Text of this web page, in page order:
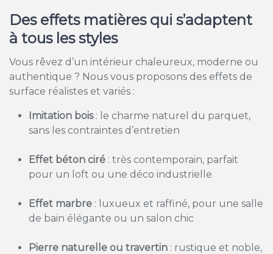
Des effets matières qui s’adaptent
à tous les styles
Vous rêvez d’un intérieur chaleureux, moderne ou
authentique ? Nous vous proposons des effets de
surface réalistes et variés :
Imitation bois: le charme naturel du parquet,
sans les contraintes d’entretien
Effet béton ciré : très contemporain, parfait
pour un loft ou une déco industrielle
Effet marbre : luxueux et raffiné, pour une salle
de bain élégante ou un salon chic
Pierre naturelle ou travertin : rustique et noble,